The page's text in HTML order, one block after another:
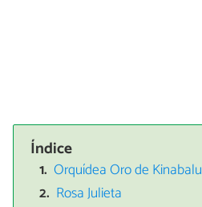
Índice
Orquídea Oro de Kinabalu
Rosa Julieta